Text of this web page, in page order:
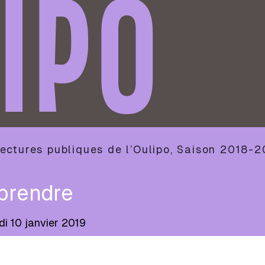
publiques de l’Oulipo, Saison 2018-
10 janvier 2019